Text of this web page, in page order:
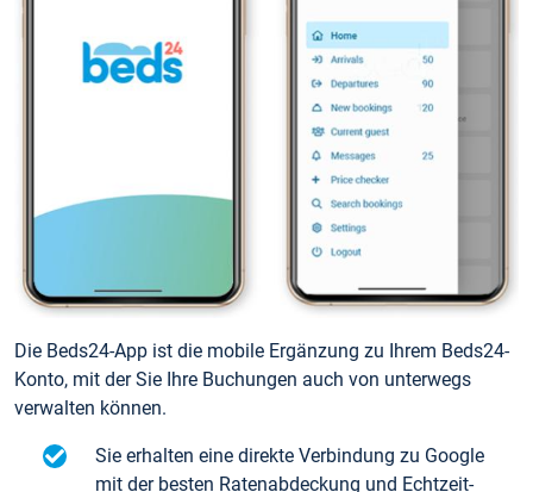
Die Beds24-App ist die mobile Ergänzung zu Ihrem Beds24-
Konto, mit der Sie Ihre Buchungen auch von unterwegs
verwalten können.
Sie erhalten eine direkte Verbindung zu Google
mit der besten Ratenabdeckung und Echtzeit-